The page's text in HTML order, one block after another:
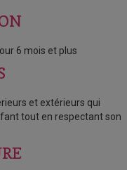
6 mois et plus
et extérieurs qui
tout en respectant son